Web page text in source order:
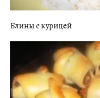
Блины с курицей